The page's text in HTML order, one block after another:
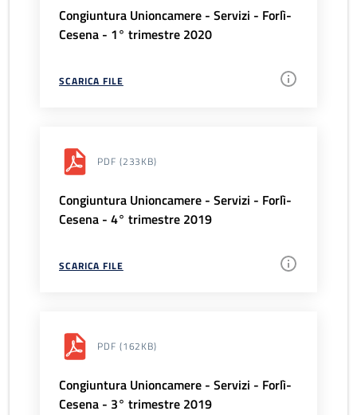
Congiuntura Unioncamere - Servizi - Forlì-
Cesena - 1° trimestre 2020
SCARICA FILE
PDF (233KB)
Congiuntura Unioncamere - Servizi - Forlì-
Cesena - 4° trimestre 2019
SCARICA FILE
PDF (162KB)
Congiuntura Unioncamere - Servizi - Forlì-
Cesena - 3° trimestre 2019